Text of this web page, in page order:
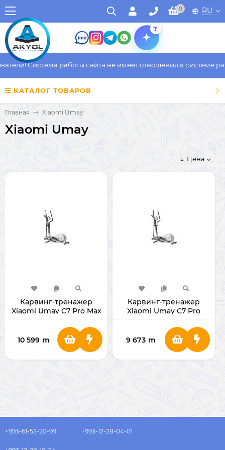
0 RU
?
Система работы сайта не имеет отношения к системе
КАТАЛОГ ТОВАРОВ
Главная Xiaomi Umay
Xiaomi Umay
Цена
Карвинг-тренажер
Xiaomi Umay C7 Pro Max
10 599 m
Карвинг-тренажер
Xiaomi Umay C7 Pro
9 673 m
+993-61-53-20-99 +993-12-28-04-01